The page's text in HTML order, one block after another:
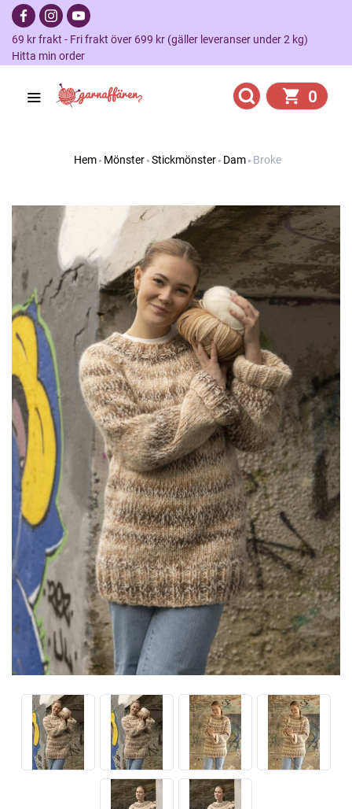
69 kr frakt - Fri frakt över 699 kr (gäller leveranser under 2 kg)
Hitta min order
0
Hem Mönster Stickmönster Dam Broke